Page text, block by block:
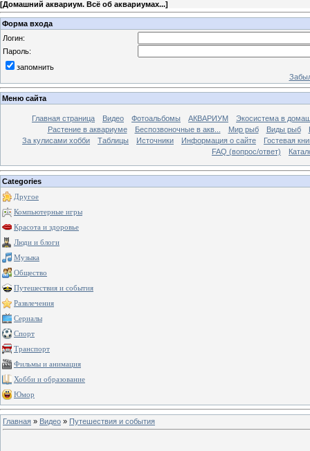
[Домашний аквариум. Всё об аквариумах...]
Форма входа
Логин:
Пароль:
запомнить
Меню сайта
Главная страница Видео Фотоальбомы АКВАРИУМ
Экосистема в
Растение в аквариуме
Беспозвоночные в акв... Мир рыб Виды рыб
За кулисами хобби
Таблицы Источники Информация о сайте
Гостевая
FAQ (вопрос/ответ)
Categories
Другое
Компьютерные игры
Красота и здоровье
Люди и блоги
Музыка
Общество
Путешествия и события
Развлечения
Сериалы
Спорт
Транспорт
Фильмы и анимация
Хобби и образование
Юмор
Главная » Видео » Путешествия и события